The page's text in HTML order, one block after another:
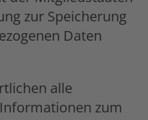
zur Speicherung
Daten
alle
zum